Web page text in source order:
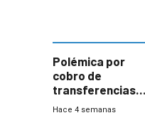
Polémica por
cobro de
transferencias
del Mides en
Hace 4 semanas